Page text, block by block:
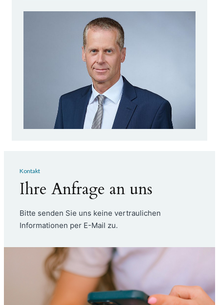
48 Monate Psychiatrie und
Psychotherapie (WBO 2006)
Kontakt
Ihre Anfrage an uns
Bitte senden Sie uns keine vertraulichen
Informationen per E-Mail zu.